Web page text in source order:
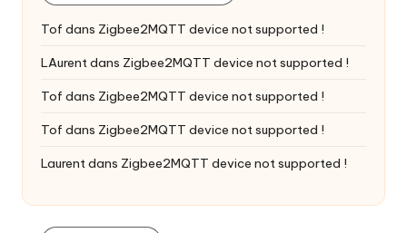
Tof dans Zigbee2MQTT device not supported !
LAurentdans Zigbee2MQTT device not supported !
Tof dans Zigbee2MQTT device not supported !
Tof dans Zigbee2MQTT device not supported !
Laurentdans Zigbee2MQTT device not supported !